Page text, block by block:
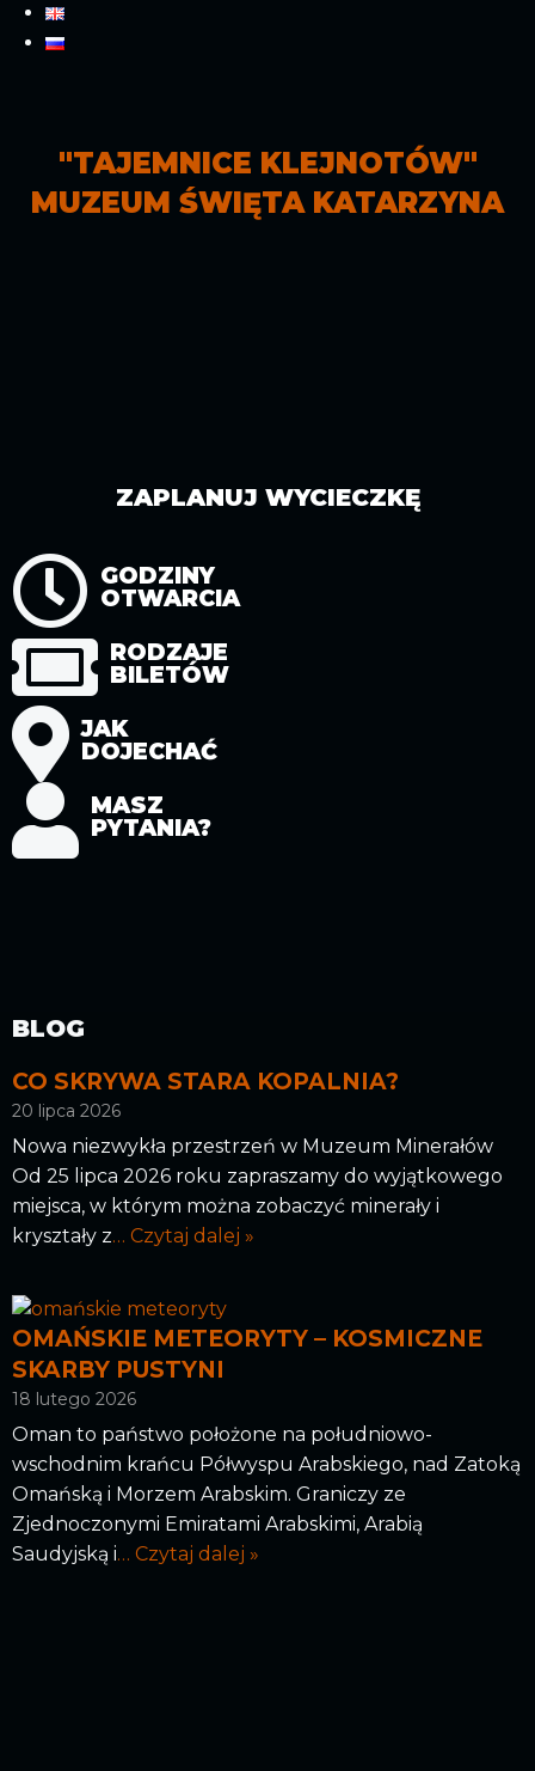
"TAJEMNICE KLEJNOTÓW"
MUZEUM ŚWIĘTA KATARZYNA
ZAPLANUJ WYCIECZKĘ
GODZINY
OTWARCIA
RODZAJE
BILETÓW
JAK
DOJECHAĆ
MASZ
PYTANIA?
BLOG
CO SKRYWA STARA KOPALNIA?
20 lipca 2026
Nowa niezwykła przestrzeń w Muzeum Minerałów
Od 25 lipca 2026 roku zapraszamy do wyjątkowego
miejsca, w którym można zobaczyć minerały i
kryształy z… Czytaj dalej »
OMAŃSKIE METEORYTY – KOSMICZNE
SKARBY PUSTYNI
18 lutego 2026
Oman to państwo położone na południowo-
wschodnim krańcu Półwyspu Arabskiego, nad Zatoką
Omańską i Morzem Arabskim. Graniczy ze
Zjednoczonymi Emiratami Arabskimi, Arabią
Saudyjską i… Czytaj dalej »